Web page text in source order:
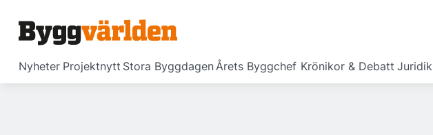
Nyheter Projektnytt Stora ByggdagenÅrets Byggchef Krönikor & Debatt Juridik